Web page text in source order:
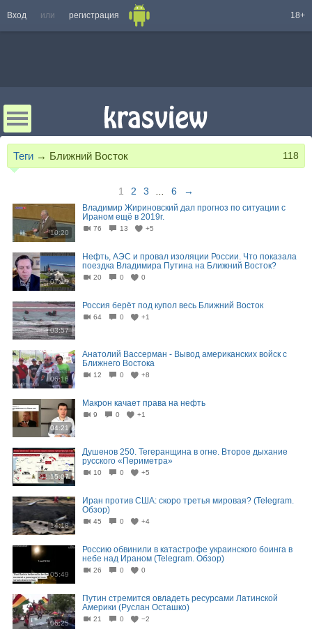
Вход или регистрация 18+
Теги → Ближний Восток 118
1 2 3 6 →
10:20
Владимир Жириновский дал прогноз по ситуации с
Ираном ещё в 2019г.
76 13 +5
07:19
Нефть, АЭС и провал изоляции России. Что показала
поездка Владимира Путина на Ближний Восток?
20 0 0
03:57
Россия берёт под купол весь Ближний Восток
64 0 +1
06:16
Анатолий Вассерман - Вывод американских войск с
Ближнего Востока
12 0 +8
04:21
Макрон качает права на нефть
9 0 +1
01:15:07
Душенов 250. Тегеранщина в огне. Второе дыхание
русского «Периметра»
10 0 +5
14:18
Иран против США: скоро третья мировая? (Telegram.
Обзор)
45 0 +4
05:49
Россию обвинили в катастрофе украинского боинга в
небе над Ираном (Telegram. Обзор)
26 0 0
06:25
Путин стремится овладеть ресурсами Латинской
Америки (Руслан Осташко)
21 0 −2